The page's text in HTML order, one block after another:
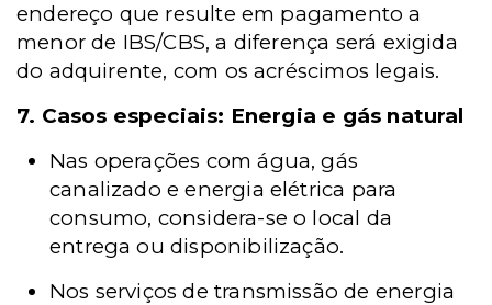
endereço que resulte em pagamento a
menor de IBS/CBS, a diferença será exigida
do adquirente, com os acréscimos legais.
7. Casos especiais: Energia e gás natural
Nas operações com água, gás
canalizado e energia elétrica para
consumo, considera-se o local da
entrega ou disponibilização.
Nos serviços de transmissão de energia